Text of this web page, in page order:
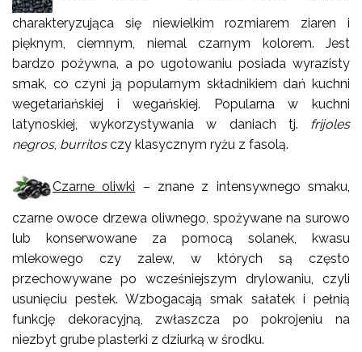
charakteryzująca się niewielkim rozmiarem ziaren i
pięknym, ciemnym, niemal czarnym kolorem. Jest
bardzo pożywna, a po ugotowaniu posiada wyrazisty
smak, co czyni ją popularnym składnikiem dań kuchni
wegetariańskiej i wegańskiej. Popularna w kuchni
latynoskiej, wykorzystywania w daniach tj.
frijoles
negros, burritosczy klasycznym ryżu z fasolą.
Czarne oliwki – znane z intensywnego smaku,
czarne owoce drzewa oliwnego, spożywane na surowo
lub konserwowane za pomocą solanek, kwasu
mlekowego czy zalew, w których są często
przechowywane po wcześniejszym drylowaniu, czyli
usunięciu pestek. Wzbogacają smak sałatek i pełnią
funkcję dekoracyjną, zwłaszcza po pokrojeniu na
niezbyt grube plasterki z dziurką w środku.